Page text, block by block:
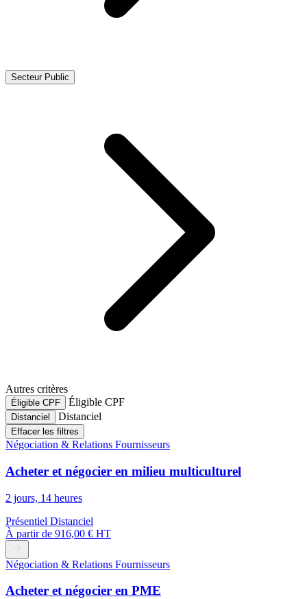
Secteur Public
Autres critères
Éligible CPF Éligible CPF
Distanciel Distanciel
Effacer les filtres
Négociation & Relations Fournisseurs
Acheter et négocier en milieu multiculturel
2 jours, 14 heures
Présentiel Distanciel
À partir de 916,00 € HT
Négociation & Relations Fournisseurs
Acheter et négocier en PME